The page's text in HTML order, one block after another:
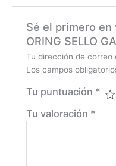
Sé el primero
ORING SELLO
Tu dirección de correo
Los campos
Tu puntuación *
Tu valoración *